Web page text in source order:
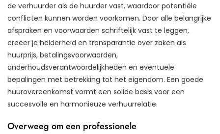
de verhuurder als de huurder vast, waardoor potentiële
conflicten kunnen worden voorkomen. Door alle belangrijke
afspraken en voorwaarden schriftelijk vast te leggen,
creëer je helderheid en transparantie over zaken als
huurprijs, betalingsvoorwaarden,
onderhoudsverantwoordelijkheden en eventuele
bepalingen met betrekking tot het eigendom. Een goede
huurovereenkomst vormt een solide basis voor een
succesvolle en harmonieuze verhuurrelatie.
Overweeg om een professionele